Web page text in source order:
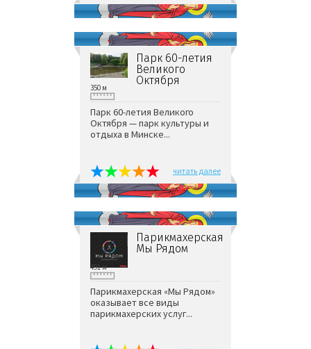
Парк 60-летия
Великого
Октября
350 м
Парк 60-летия Великого
Октября — парк культуры и
отдыха в Минске...
читать далее
Парикмахерская
Мы Рядом
491 м
Парикмахерская «Мы Рядом»
оказывает все виды
парикмахерских услуг...